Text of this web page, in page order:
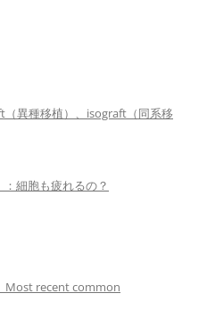
異種移植）、isograft（同系移
細胞も疲れるの？
Most recent common